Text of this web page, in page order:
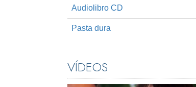
Audiolibro CD
Pasta dura
VÍDEOS